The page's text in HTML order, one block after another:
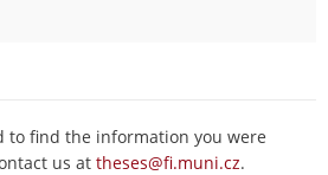
to find the information you were
us at theses@fi.muni.cz.